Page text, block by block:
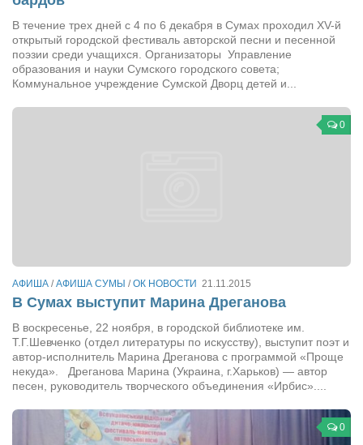
В течение трех дней с 4 по 6 декабря в Сумах проходил XV-й
открытый городской фестиваль авторской песни и песенной
поэзии среди учащихся. Организаторы Управление
образования и науки Сумского городского совета;
Коммунальное учреждение Сумской Дворц детей и...
0
АФИША /АФИША СУМЫ /ОК НОВОСТИ 21.11.2015
В Сумах выступит Марина Дреганова
В воскресенье, 22 ноября, в городской библиотеке им.
Т.Г.Шевченко (отдел литературы по искусству), выступит поэт и
автор-исполнитель Марина Дреганова с программой «Проще
некуда». Дреганова Марина (Украина, г.Харьков) — автор
песен, руководитель творческого объединения «Ирбис»....
0